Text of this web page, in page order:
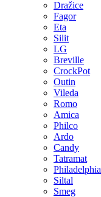
Dražice
Fagor
Eta
Silit
LG
Breville
CrockPot
Outin
Vileda
Romo
Amica
Philco
Ardo
Candy
Tatramat
Philadelphia
Siltal
Smeg